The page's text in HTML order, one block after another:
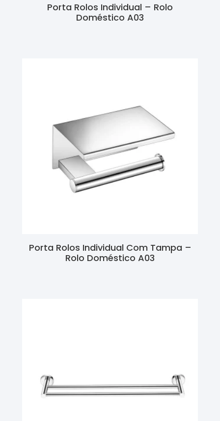
Porta Rolos Individual – Rolo
Doméstico A03
Porta Rolos Individual Com Tampa –
Rolo Doméstico A03